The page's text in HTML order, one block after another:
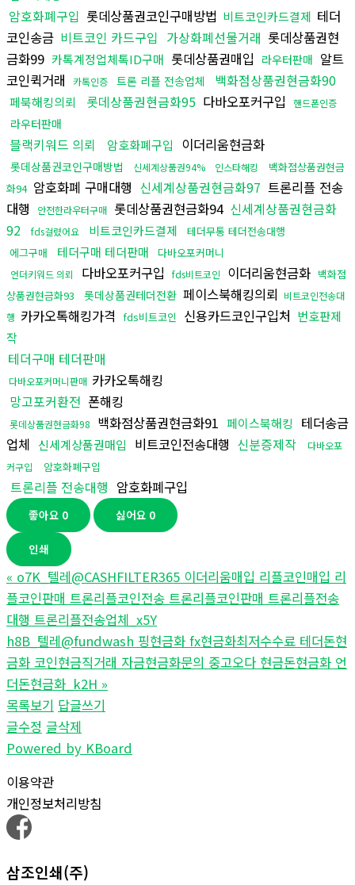
암호화폐구입 롯데상품권코인구매방법 비트코인카드결제 테더
코인송금 비트코인 카드구입 가상화폐선물거래 롯데상품권현
금화99 카톡계정업체톡ID구매 롯데상품권매입 라우터판매 알트
코인퀵거래
카톡인증 트론 리플 전송업체 백화점상품권현금화90
페북해킹의뢰 롯데상품권현금화95 다바오포커구입 핸드폰인증
라우터판매
블랙키워드 의뢰 암호화폐구입 이더리움현금화
롯데상품권코인구매방법 신세계상품권94% 인스타해킹
백화점상품권현금
화94 암호화폐 구매대행 신세계상품권현금화97 트론리플 전송
대행
안전한라우터구매 롯데상품권현금화94 신세계상품권현금화
92
fds걸렸어요 비트코인카드결제
테더무통 테더전송대행
에그구매
테더구매 테더판매 다바오포커머니
언더키워드 의뢰 다바오포커구입 fds비트코인 이더리움현금화 백화점
상품권현금화93
롯데상품권테더전환 페이스북해킹의뢰 비트코인전송대
행 카카오톡해킹가격 fds비트코인 신용카드코인구입처 번호판제
작
테더구매 테더판매
다바오포커머니판매 카카오톡해킹
망고포커환전 폰해킹
롯데상품권현금화98 백화점상품권현금화91 페이스북해킹
테더송금
업체 신세계상품권매입 비트코인전송대행 신분증제작
다바오포
커구입
암호화폐구입
트론리플 전송대행 암호화폐구입
좋아요 0 싫어요 0
인쇄
« o7K_텔레@CASHFILTER365 이더리움매입 리플코인매입 리
플코인판매 트론리플코인전송 트론리플코인판매 트론리플전송
대행 트론리플전송업체_x5Y
h8B_텔레@fundwash 핑현금화 fx현금화최저수수료 테더돈현
금화 코인현금직거래 자금현금화문의 중고오다 현금돈현금화 언
더돈현금화_k2H »
목록보기 답글쓰기
글수정 글삭제
Powered by KBoard
이용약관
개인정보처리방침
삼조인쇄(주)